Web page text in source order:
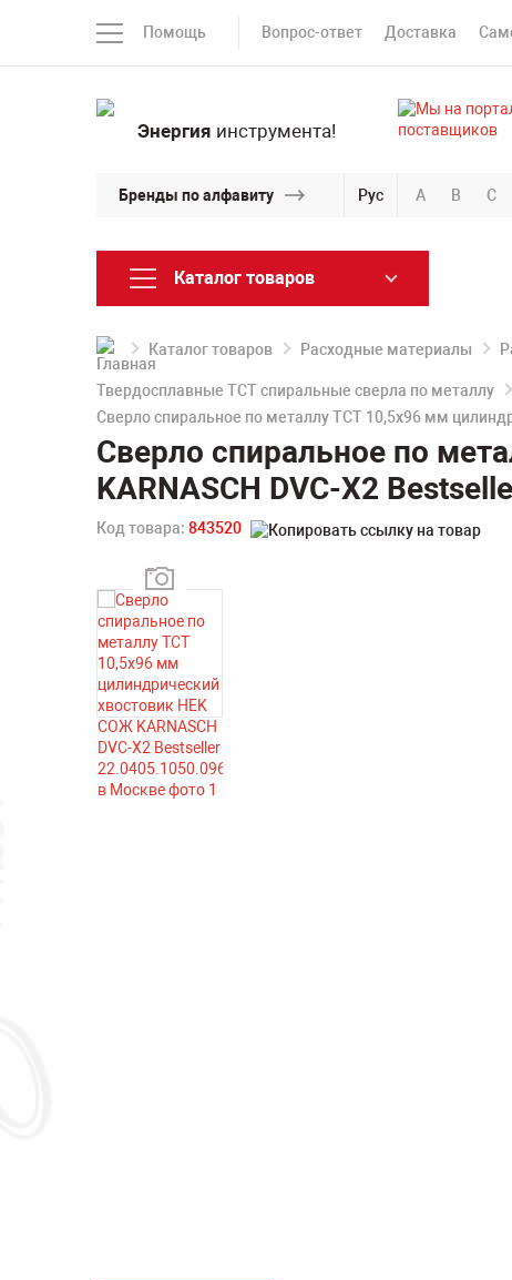
Помощь Вопрос-ответ Доставка
Энергия инструмента!
Бренды по алфавиту Рус A B C
Каталог товаров
Каталог товаров Расходные материалы
Твердосплавные TCT спиральные сверла по металлу
Сверло спиральное по металлу TCT 10,5х96 мм
Сверло спиральное по
KARNASCH DVC-X2
Код товара: 843520